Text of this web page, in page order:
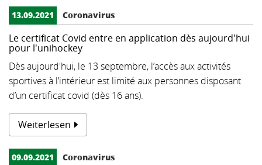
13.09.2021 Coronavirus
Le certificat Covid entre en application dès aujourd'hui
pour l'unihockey
Dès aujourd'hui, le 13 septembre, l’accès aux activités
sportives à l’intérieur est limité aux personnes disposant
d’un certificat covid (dès 16 ans).
Weiterlesen
09.09.2021 Coronavirus